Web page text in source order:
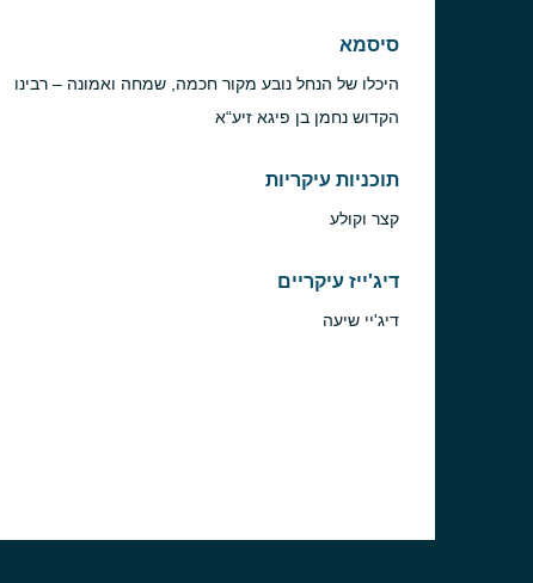
סיסמא
היכלו של הנחל נובע מקור חכמה, שמחה ואמונה – רבינו
הקדוש נחמן בן פיגא זיע“א
תוכניות עיקריות
קצר וקולע
דיג'ייז עיקריים
דיג'יי שיעה